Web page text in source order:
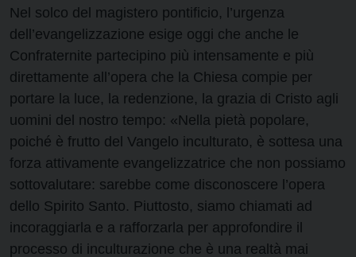
Nel solco del magistero pontificio, l’urgenza
dell’evangelizzazione esige oggi che anche le
Confraternite partecipino più intensamente e più
direttamente all’opera che la Chiesa compie per
portare la luce, la redenzione, la grazia di Cristo agli
uomini del nostro tempo: «Nella pietà popolare,
poiché è frutto del Vangelo inculturato, è sottesa una
forza attivamente evangelizzatrice che non possiamo
sottovalutare: sarebbe come disconoscere l’opera
dello Spirito Santo. Piuttosto, siamo chiamati ad
incoraggiarla e a rafforzarla per approfondire il
processo di inculturazione che è una realtà mai